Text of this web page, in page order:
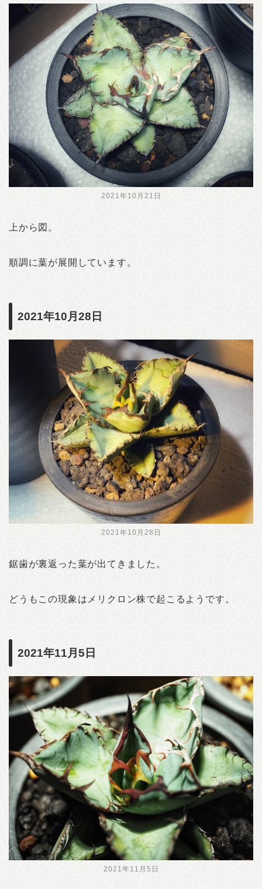
2021年10月21日
上から図。
順調に葉が展開しています。
2021年10月28日
2021年10月28日
鋸歯が裏返った葉が出てきました。
どうもこの現象はメリクロン株で起こるようです。
2021年11月5日
2021年11月5日